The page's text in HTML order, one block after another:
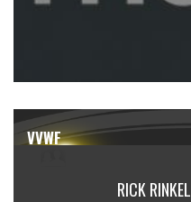
VVWF
JEROEN ROOD